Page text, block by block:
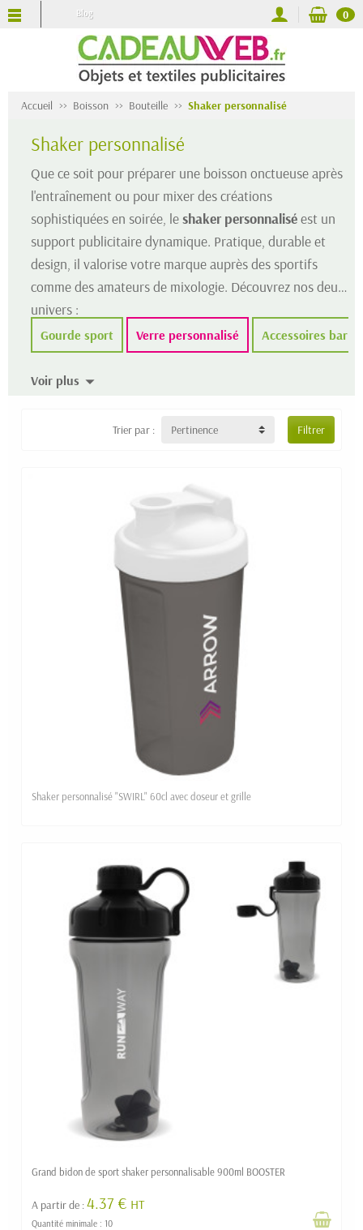
Blog 0
Accueil Boisson Bouteille Shaker personnalisé
Shaker personnalisé
Que ce soit pour préparer une boisson onctueuse après
l'entraînement ou pour mixer des créations
sophistiquées en soirée, leshaker personnaliséest un
support publicitaire dynamique. Pratique, durable et
design, il valorise votre marque auprès des sportifs
comme des amateurs de mixologie. Découvrez nos deux
univers :
Gourde sport Verre personnalisé Accessoires bar
Voir plus
Trier par : Pertinence Filtrer
Shaker personnalisé "SWIRL" 60cl avec doseur et grille
Grand bidon de sport shaker personnalisable 900ml BOOSTER
A partir de :4.37 € HT
Quantité minimale : 10